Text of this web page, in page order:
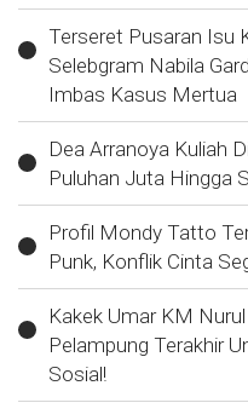
Terseret Pusaran Isu
Selebgram Nabila
Imbas Kasus Mertua
Dea Arranoya Kuliah
Puluhan Juta Hingga
Profil Mondy Tatto
Punk, Konflik Cinta
Kakek Umar KM
Pelampung Terakhir
Sosial!